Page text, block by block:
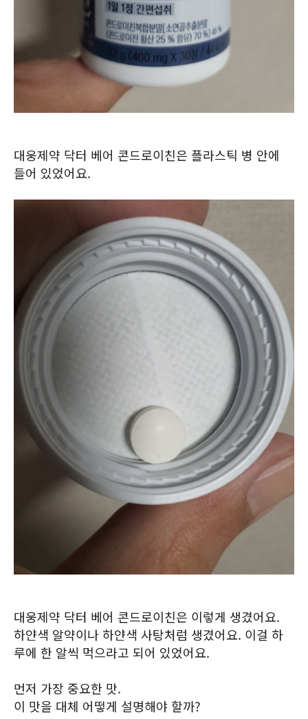
대웅제약 닥터 베어 콘드로이친은 플라스틱 병 안에
들어 있었어요.
대웅제약 닥터 베어 콘드로이친은 이렇게 생겼어요.
하얀색 알약이나 하얀색 사탕처럼 생겼어요. 이걸 하
루에 한 알씩 먹으라고 되어 있었어요.
먼저 가장 중요한 맛.
이 맛을 대체 어떻게 설명해야 할까?